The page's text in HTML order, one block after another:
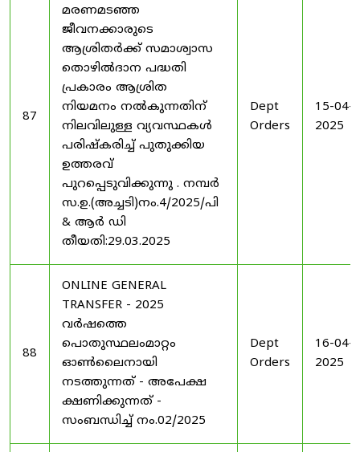
87
മരണമടഞ്ഞ
ജീവനക്കാരുടെ
ആശ്രിതർക്ക് സമാശ്വാസ
തൊഴിൽദാന പദ്ധതി
പ്രകാരം ആശ്രിത
നിയമനം നൽകുന്നതിന്
നിലവിലുള്ള വ്യവസ്ഥകൾ
പരിഷ്കരിച്ച് പുതുക്കിയ
ഉത്തരവ്
പുറപ്പെടുവിക്കുന്നു . നമ്പർ
സ.ഉ.(അച്ചടി)നം.4/2025/പി
& ആർ ഡി
തീയതി:29.03.2025
Dept
Orders
15-04-
2025
88
ONLINE GENERAL
TRANSFER - 2025
വർഷത്തെ
പൊതുസ്ഥലംമാറ്റം
ഓൺലൈനായി
നടത്തുന്നത് - അപേക്ഷ
ക്ഷണിക്കുന്നത് -
സംബന്ധിച്ച് നം.02/2025
Dept
Orders
16-04-
2025